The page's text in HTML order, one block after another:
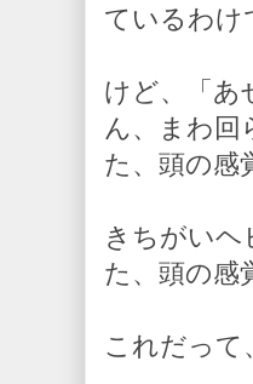
ているわけ
けど、「あ
ん、まわ回
た、頭の感
きちがいヘ
た、頭の感
これだって